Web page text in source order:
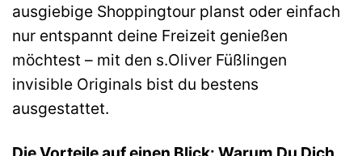
ausgiebige Shoppingtour planst oder einfach
nur entspannt deine Freizeit genießen
möchtest – mit den s.Oliver Füßlingen
invisible Originals bist du bestens
ausgestattet.